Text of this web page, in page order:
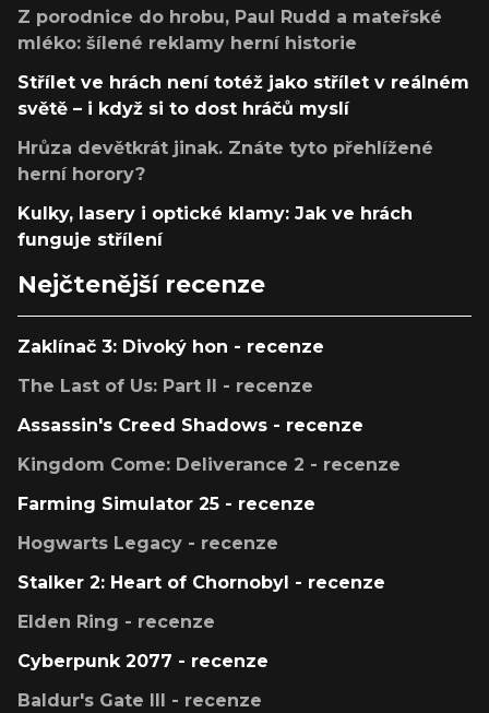
Z porodnice do hrobu, Paul Rudd a mateřské
mléko: šílené reklamy herní historie
Střílet ve hrách není totéž jako střílet v reálném
světě – i když si to dost hráčů myslí
Hrůza devětkrát jinak. Znáte tyto přehlížené
herní horory?
Kulky, lasery i optické klamy: Jak ve hrách
funguje střílení
Nejčtenější recenze
Zaklínač 3: Divoký hon - recenze
The Last of Us: Part II - recenze
Assassin's Creed Shadows - recenze
Kingdom Come: Deliverance 2 - recenze
Farming Simulator 25 - recenze
Hogwarts Legacy - recenze
Stalker 2: Heart of Chornobyl - recenze
Elden Ring - recenze
Cyberpunk 2077 - recenze
Baldur's Gate III - recenze